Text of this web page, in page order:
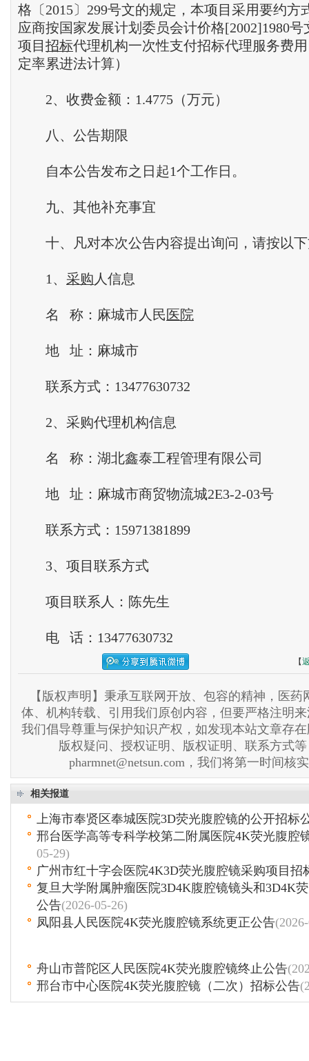
格〔2015〕299号文的规定，本项目采用要约方
应商按国家发展计划委员会计价格[2002]1980
项目 招标代理机构一次性支付招标代理服务费
定率累进法计算）
2、收费金额：1.4775（万元）
八、公告期限
自本公告发布之日起1个工作日。
九、其他补充事宜
十、凡对本次公告内容提出询问，请按以下
1、 采购 人信息
名 称：麻城市人民 医院
地 址：麻城市
联系方式：13477630732
2、采购代理机构信息
名 称：湖北鑫泰工程管理有限公司
地 址：麻城市商贸物流城2E3-2-03号
联系方式：15971381899
3、项目联系方式
项目联系人：陈先生
电 话：13477630732
【
【版权声明】秉承互联网开放、包容的精神，医药
体、机构转载、引用我们原创内容，但要严格注明
我们倡导尊重与保护知识产权，如发现本站文章存
版权疑问、授权证明、版权证明、联系方式
pharmnet@netsun.com，我们将第一时间核
相关报道
上海市奉贤区奉城医院3D荧光腹腔镜的公开招标
邢台医学高等专科学校第二附属医院4K荧光腹腔
05-29)
广州市红十字会医院4K3D荧光腹腔镜采购项目招
复旦大学附属肿瘤医院3D4K腹腔镜镜头和3D4K
公告(2026-05-26)
凤阳县人民医院4K荧光腹腔镜系统更正公告
舟山市普陀区人民医院4K荧光腹腔镜终止公告
邢台市中心医院4K荧光腹腔镜（二次）招标公告